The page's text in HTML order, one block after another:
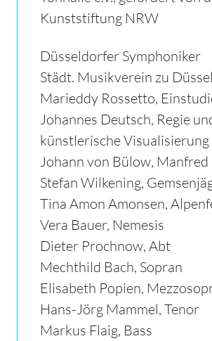
Kunststiftung NRW
Düsseldorfer Symphoniker
Städt. Musikverein zu
Marieddy Rossetto,
Johannes Deutsch, Regie
künstlerische Visualisierung
Johann von Bülow, Manfred
Stefan Wilkening,
Tina Amon Amonsen,
Vera Bauer, Nemesis
Dieter Prochnow, Abt
Mechthild Bach, Sopran
Elisabeth Popien,
Hans-Jörg Mammel, Tenor
Markus Flaig, Bass